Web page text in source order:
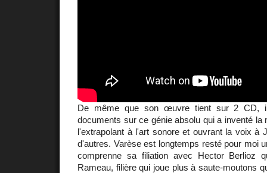
De même que son œuvre tient sur 2 CD,
documents sur ce génie absolu qui a inventé la
l'extrapolant à l'art sonore et ouvrant la voix à
d'autres. Varèse est longtemps resté pour moi
comprenne sa filiation avec Hector Berlioz
Rameau, filière qui joue plus à saute-moutons